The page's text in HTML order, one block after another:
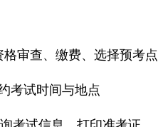
审查、缴费、选择预考点
考试时间与地点